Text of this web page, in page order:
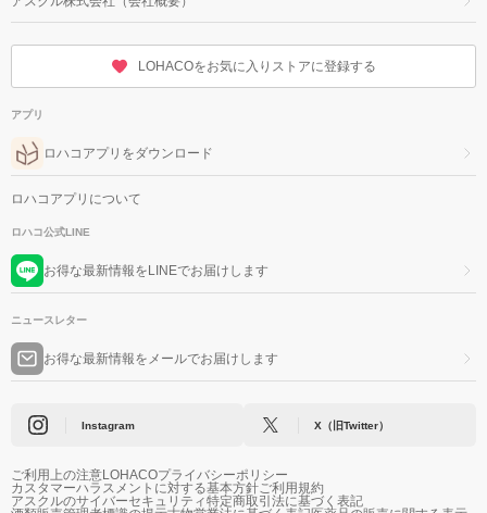
LOHACOをお気に入りストアに登録する
アプリ
ロハコアプリをダウンロード
ロハコアプリについて
ロハコ公式LINE
お得な最新情報をLINEでお届けします
ニュースレター
お得な最新情報をメールでお届けします
Instagram X（旧Twitter）
ご利用上の注意LOHACOプライバシーポリシー
カスタマーハラスメントに対する基本方針ご利用規約
アスクルのサイバーセキュリティ特定商取引法に基づく表記